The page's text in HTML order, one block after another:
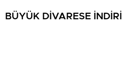
BÜYÜK DİVARESE